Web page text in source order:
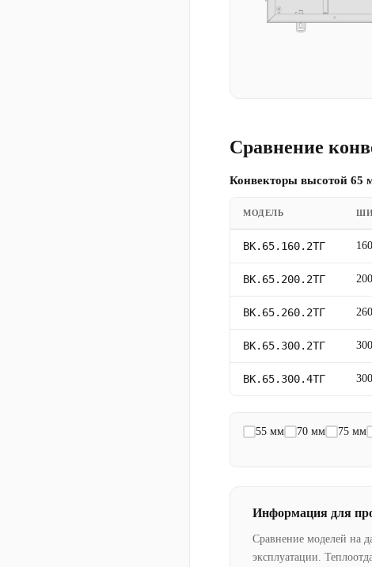
Сравнение
Конвекторы высотой 65
МОДЕЛЬ
ВК.65.160.2ТГ
ВК.65.200.2ТГ
ВК.65.260.2ТГ
ВК.65.300.2ТГ
ВК.65.300.4ТГ
55 мм 70 мм 75 мм
Информация для
Сравнение моделей на
эксплуатации.